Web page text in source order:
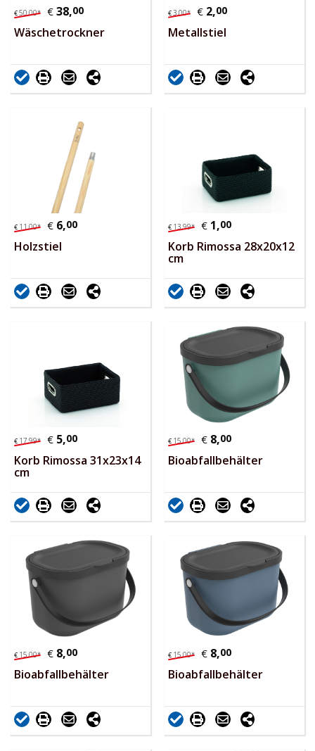
€50,00* € 38,00
Wäschetrockner
€3,00* € 2,00
Metallstiel
€ 11,00* € 6,00
Holzstiel
€ 13,99* € 1,00
Korb Rimossa 28x20x12
cm
€ 17,99* € 5,00
Korb Rimossa 31x23x14
cm
€ 15,00* € 8,00
Bioabfallbehälter
€ 15,00* € 8,00
Bioabfallbehälter
€ 15,00* € 8,00
Bioabfallbehälter